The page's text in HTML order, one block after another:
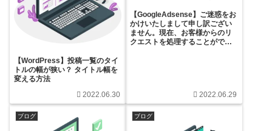
【WordPress】投稿一覧のタイ
トルの幅が狭い？ タイトル幅を
変える方法
2022.06.30
【GoogleAdsense】ご迷惑をお
かけいたしまして申し訳ござい
ません。現在、お客様からのリ
クエストを処理することができ
2022.06.29
ブログ ブログ